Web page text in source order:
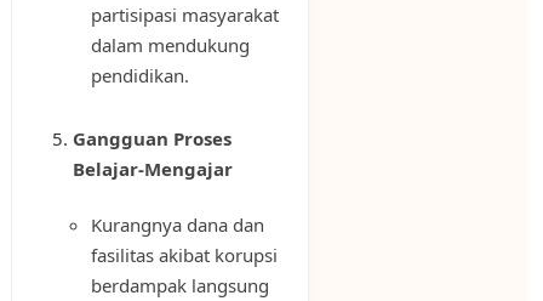
partisipasi masyarakat
dalam mendukung
pendidikan.
Gangguan Proses
Belajar-Mengajar
Kurangnya dana dan
fasilitas akibat korupsi
berdampak langsung